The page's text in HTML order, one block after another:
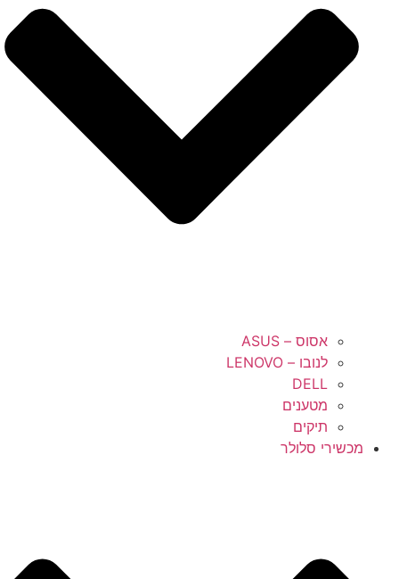
אסוס – ASUS
לנובו – LENOVO
DELL
מטענים
תיקים
מכשירי סלולר